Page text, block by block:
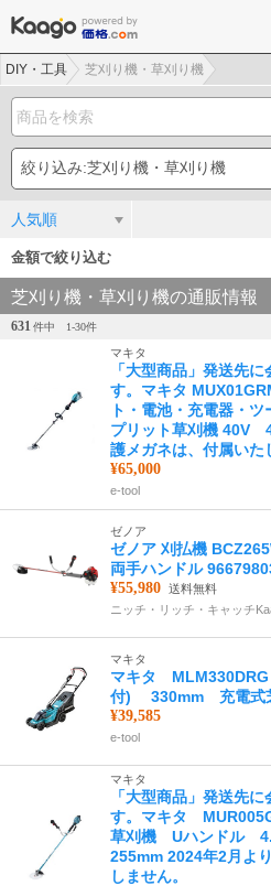
DIY・工具 芝刈り機・草刈り機
人気順
金額で絞り込む
芝刈り機・草刈り機の通販情報
631件中 1-30件
マキタ
「大型商品」発送先
す。マキタ
ト・電池・充電器・
プリット草刈機 40V
護メガネは、付属いた
¥65,000
e-tool
ゼノア
ゼノア 刈払機
両手ハンドル
¥55,980 送料無料
ニッチ・リッチ・キャッチ
マキタ
マキタ MLM330DRG
付) 330mm 充電式
¥39,585
e-tool
マキタ
「大型商品」発送先
す。マキタ
草刈機 Uハンドル
255mm 2024年2月よ
しません。